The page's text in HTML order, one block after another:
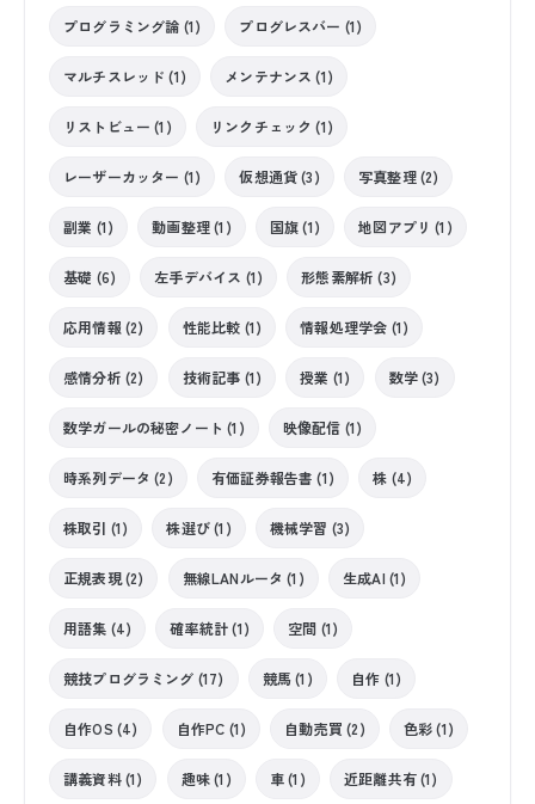
プログラミング論 (1) プログレスバー (1)
マルチスレッド (1) メンテナンス (1)
リストビュー (1) リンクチェック (1)
レーザーカッター (1) 仮想通貨 (3) 写真整理 (2)
副業 (1) 動画整理 (1) 国旗 (1) 地図アプリ (1)
基礎 (6) 左手デバイス (1) 形態素解析 (3)
応用情報 (2) 性能比較 (1) 情報処理学会 (1)
感情分析 (2) 技術記事 (1) 授業 (1) 数学 (3)
数学ガールの秘密ノート (1) 映像配信 (1)
時系列データ (2) 有価証券報告書 (1) 株 (4)
株取引 (1) 株選び (1) 機械学習 (3)
正規表現 (2) 無線LANルータ (1) 生成AI (1)
用語集 (4) 確率統計 (1) 空間 (1)
競技プログラミング (17) 競馬 (1) 自作 (1)
自作OS (4) 自作PC (1) 自動売買 (2) 色彩 (1)
講義資料 (1) 趣味 (1) 車 (1) 近距離共有 (1)